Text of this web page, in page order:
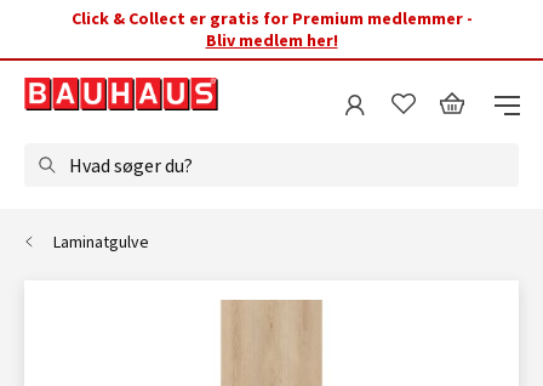
Click & Collect er gratis for Premium medlemmer -
Bliv medlem her!
Hvad søger du?
Laminatgulve